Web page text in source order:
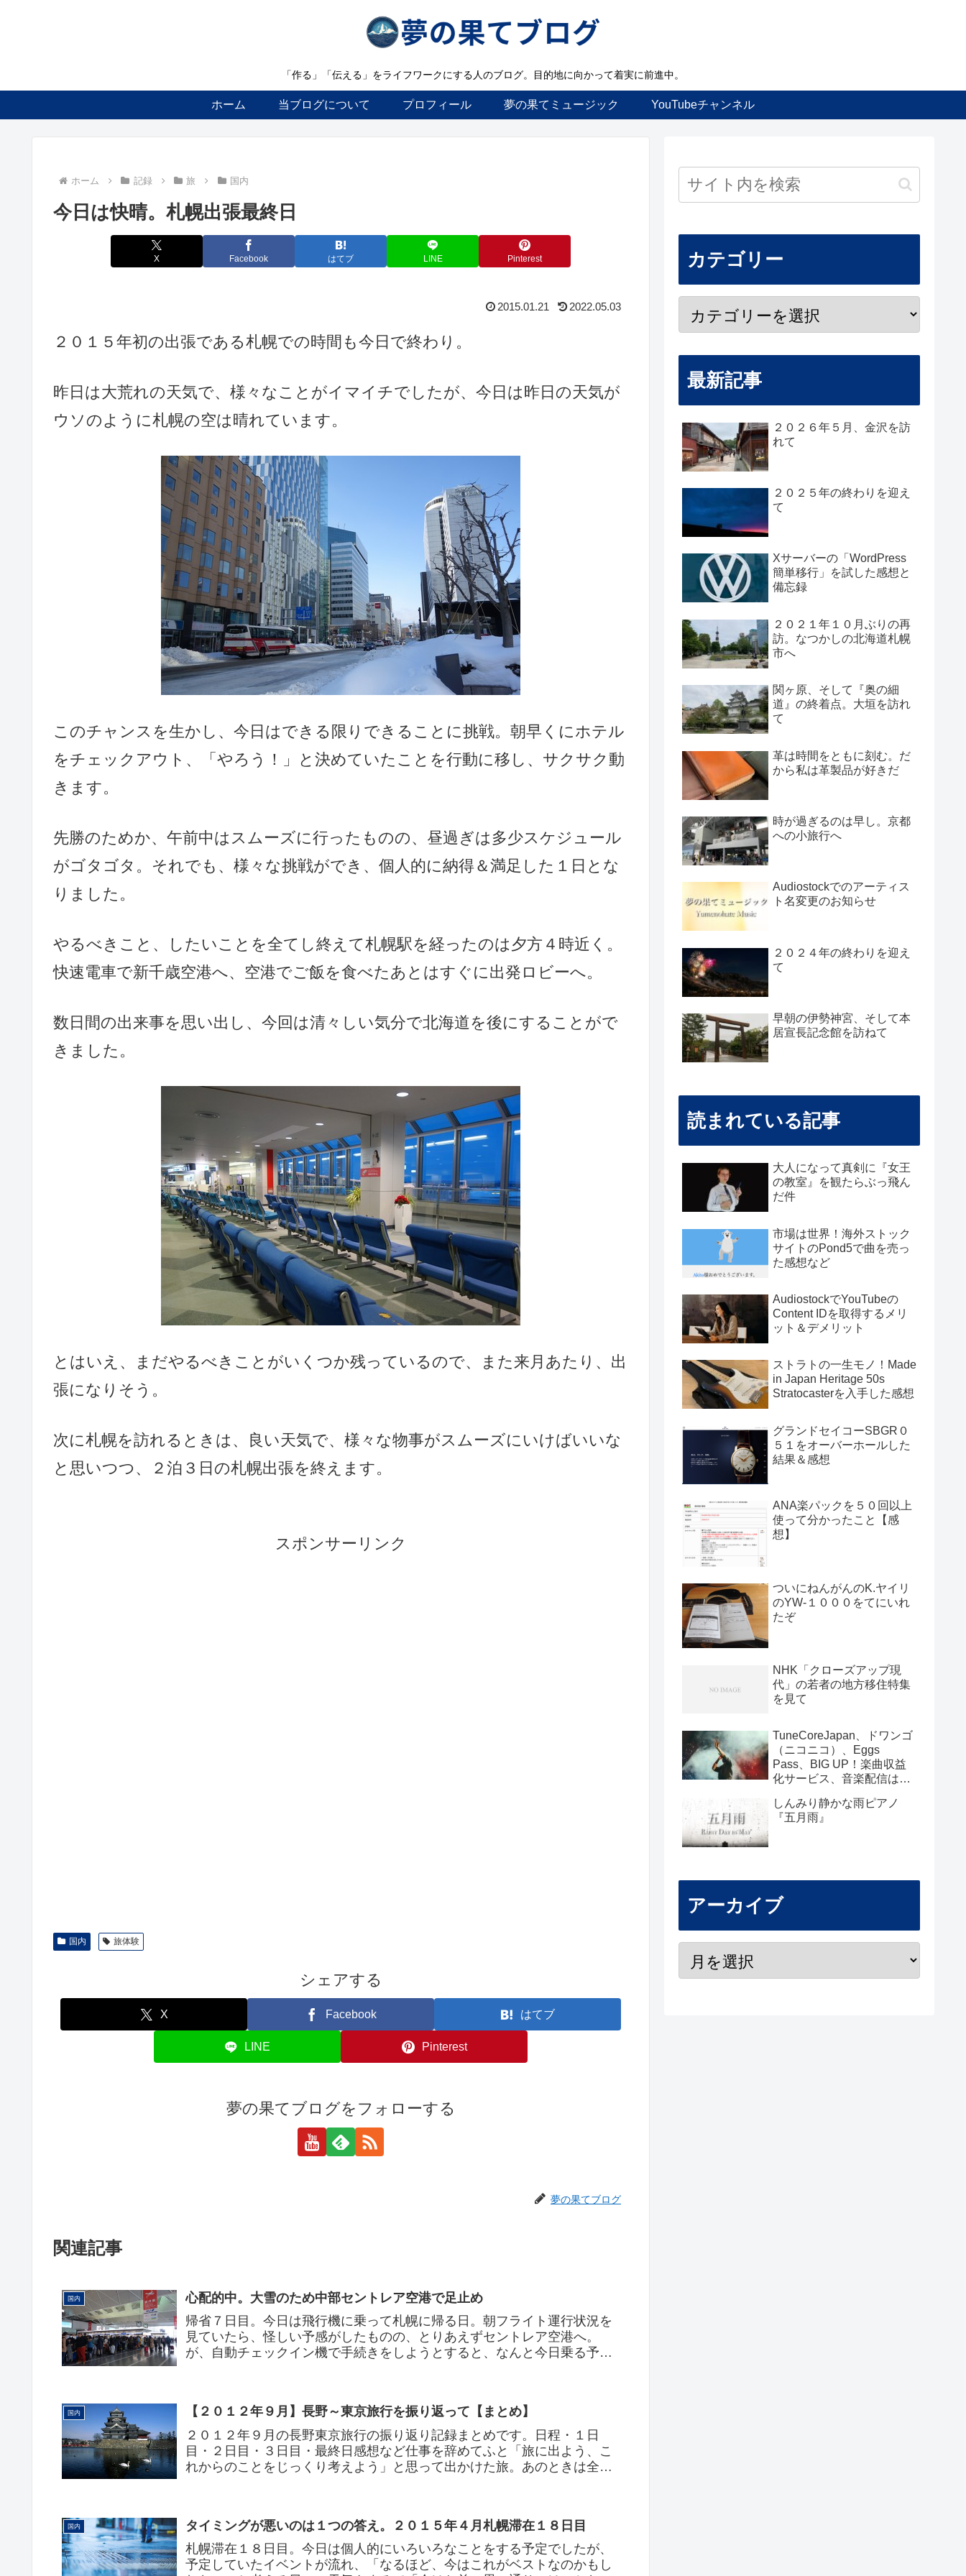
「作る」「伝える」をライフワークにする人のブログ。目的地に向かって着実に前進中。
ホーム 当ブログについて プロフィール 夢の果てミュージック YouTubeチャンネル
ホーム 記録 旅 国内
今日は快晴。札幌出張最終日
X Facebook はてブ LINE Pinterest
2015.01.21 2022.05.03
２０１５年初の出張である札幌での時間も今日で終わり。
昨日は大荒れの天気で、様々なことがイマイチでしたが、今日は昨日の天気が
ウソのように札幌の空は晴れています。
このチャンスを生かし、今日はできる限りできることに挑戦。朝早くにホテル
をチェックアウト、「やろう！」と決めていたことを行動に移し、サクサク動
きます。
先勝のためか、午前中はスムーズに行ったものの、昼過ぎは多少スケジュール
がゴタゴタ。それでも、様々な挑戦ができ、個人的に納得＆満足した１日とな
りました。
やるべきこと、したいことを全てし終えて札幌駅を経ったのは夕方４時近く。
快速電車で新千歳空港へ、空港でご飯を食べたあとはすぐに出発ロビーへ。
数日間の出来事を思い出し、今回は清々しい気分で北海道を後にすることがで
きました。
とはいえ、まだやるべきことがいくつか残っているので、また来月あたり、出
張になりそう。
次に札幌を訪れるときは、良い天気で、様々な物事がスムーズにいけばいいな
と思いつつ、２泊３日の札幌出張を終えます。
スポンサーリンク
国内 旅体験
シェアする
X Facebook はてブ
LINE Pinterest
夢の果てブログをフォローする
夢の果てブログ
関連記事
国内
心配的中。大雪のため中部セントレア空港で足止め
帰省７日目。今日は飛行機に乗って札幌に帰る日。朝フライト運行状況を
見ていたら、怪しい予感がしたものの、とりあえずセントレア空港へ。
が、自動チェックイン機で手続きをしようとすると、なんと今日乗る予定
国内
【２０１２年９月】長野～東京旅行を振り返って【まとめ】
２０１２年９月の長野東京旅行の振り返り記録まとめです。日程・１日
目・２日目・３日目・最終日感想など仕事を辞めてふと「旅に出よう、こ
れからのことをじっくり考えよう」と思って出かけた旅。あのときは全く
国内
タイミングが悪いのは１つの答え。２０１５年４月札幌滞在１８日目
札幌滞在１８日目。今日は個人的にいろいろなことをする予定でしたが、
予定していたイベントが流れ、「なるほど、今はこれがベストなのかもし
カテゴリー
最新記事
２０２６年５月、金沢を訪
れて
２０２５年の終わりを迎え
て
Xサーバーの「WordPress
簡単移行」を試した感想と
備忘録
２０２１年１０月ぶりの再
訪。なつかしの北海道札幌
市へ
関ヶ原、そして『奥の細
道』の終着点。大垣を訪れ
て
革は時間をともに刻む。だ
から私は革製品が好きだ
時が過ぎるのは早し。京都
への小旅行へ
Audiostockでのアーティス
ト名変更のお知らせ
２０２４年の終わりを迎え
て
早朝の伊勢神宮、そして本
居宣長記念館を訪ねて
読まれている記事
大人になって真剣に『女王
の教室』を観たらぶっ飛ん
だ件
市場は世界！海外ストック
サイトのPond5で曲を売っ
た感想など
AudiostockでYouTubeの
Content IDを取得するメリ
ット＆デメリット
ストラトの一生モノ！Made
in Japan Heritage 50s
Stratocasterを入手した感想
グランドセイコーSBGR０
５１をオーバーホールした
結果＆感想
ANA楽パックを５０回以上
使って分かったこと【感
想】
ついにねんがんのK.ヤイリ
のYW-１０００をてにいれ
たぞ
NHK「クローズアップ現
代」の若者の地方移住特集
を見て
TuneCoreJapan、ドワンゴ
（ニコニコ）、Eggs
Pass、BIG UP！楽曲収益
化サービス、音楽配信はど
しんみり静かな雨ピアノ
『五月雨』
アーカイブ